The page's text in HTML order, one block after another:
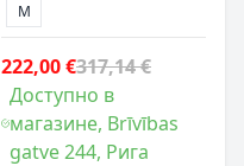
M
222,00 €317,14 €
Доступно в
магазине, Brīvības
gatve 244, Рига